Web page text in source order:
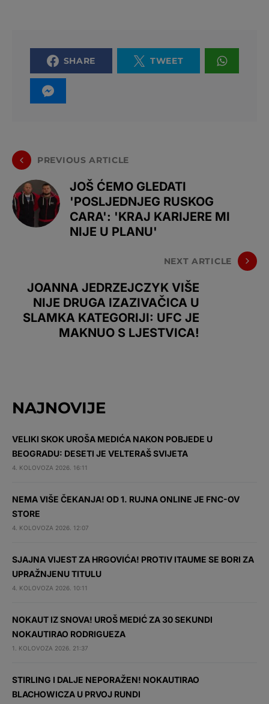
SHARE TWEET
PREVIOUS ARTICLE
JOŠ ĆEMO GLEDATI
'POSLJEDNJEG RUSKOG
CARA': 'KRAJ KARIJERE MI
NIJE U PLANU'
NEXT ARTICLE
JOANNA JEDRZEJCZYK VIŠE
NIJE DRUGA IZAZIVAČICA U
SLAMKA KATEGORIJI: UFC JE
MAKNUO S LJESTVICA!
NAJNOVIJE
VELIKI SKOK UROŠA MEDIĆA NAKON POBJEDE U
BEOGRADU: DESETI JE VELTERAŠ SVIJETA
4. KOLOVOZA 2026. 16:11
NEMA VIŠE ČEKANJA! OD 1. RUJNA ONLINE JE FNC-OV
STORE
4. KOLOVOZA 2026. 12:07
SJAJNA VIJEST ZA HRGOVIĆA! PROTIV ITAUME SE BORI ZA
UPRAŽNJENU TITULU
4. KOLOVOZA 2026. 10:11
NOKAUT IZ SNOVA! UROŠ MEDIĆ ZA 30 SEKUNDI
NOKAUTIRAO RODRIGUEZA
1. KOLOVOZA 2026. 21:37
STIRLING I DALJE NEPORAŽEN! NOKAUTIRAO
BLACHOWICZA U PRVOJ RUNDI